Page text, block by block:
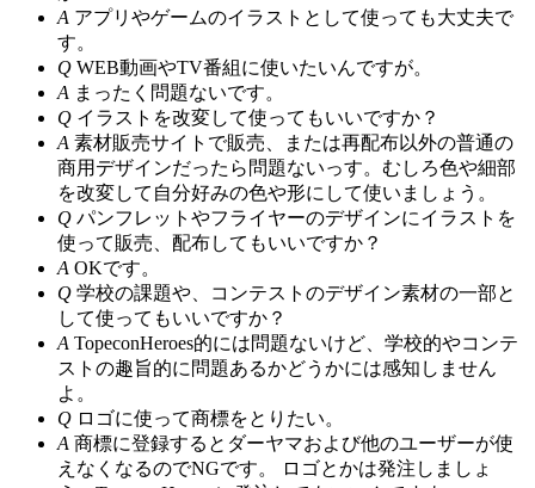
A アプリやゲームのイラストとして使っても大丈夫で
す。
Q WEB動画やTV番組に使いたいんですが。
A まったく問題ないです。
Q イラストを改変して使ってもいいですか？
A 素材販売サイトで販売、または再配布以外の普通の
商用デザインだったら問題ないっす。むしろ色や細部
を改変して自分好みの色や形にして使いましょう。
Q パンフレットやフライヤーのデザインにイラストを
使って販売、配布してもいいですか？
A OKです。
Q 学校の課題や、コンテストのデザイン素材の一部と
して使ってもいいですか？
A TopeconHeroes的には問題ないけど、学校的やコンテ
ストの趣旨的に問題あるかどうかには感知しません
よ。
Q ロゴに使って商標をとりたい。
A 商標に登録するとダーヤマおよび他のユーザーが使
えなくなるのでNGです。 ロゴとかは発注しましょ